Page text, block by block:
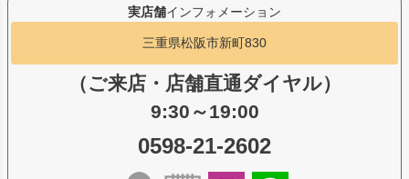
実店舗インフォメーション
三重県松阪市新町830
（ご来店・店舗直通ダイヤル）
9:30～19:00
0598-21-2602